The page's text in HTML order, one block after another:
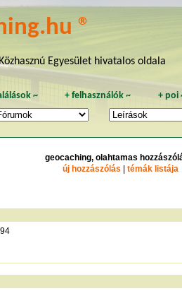
®
Egyesület hivatalos oldala
~ +felhasználók ~ + poi
geocaching, olahtamas
új hozzászólás | témák listája